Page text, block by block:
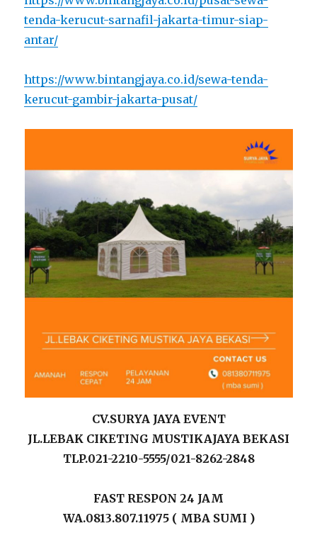
tenda-kerucut-sarnafil-jakarta-timur-siap-
antar/
https://www.bintangjaya.co.id/sewa-tenda-
kerucut-gambir-jakarta-pusat/
CV.SURYA JAYA EVENT
JL.LEBAK CIKETING MUSTIKAJAYA BEKASI
TLP.021-2210-5555/021-8262-2848
FAST RESPON 24 JAM
WA.0813.807.11975 ( MBA SUMI )